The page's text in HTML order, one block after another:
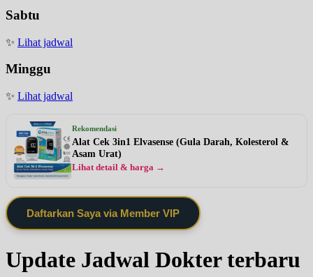
Sabtu
✨ Lihat jadwal
Minggu
✨ Lihat jadwal
Rekomendasi
Alat Cek 3in1 Elvasense (Gula Darah, Kolesterol &
Asam Urat)
Lihat detail & harga →
Daftarkan Saya via Member VIP
Update Jadwal Dokter terbaru